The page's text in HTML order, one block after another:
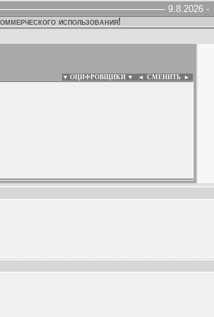
9.8.2026 -
использования!
▼ ОЦИФРОВЩИКИ ▼ ◄ СМЕНИТЬ ►
: